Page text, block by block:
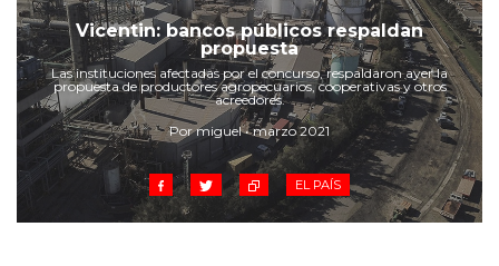
Vicentin: bancos públicos respaldan
propuesta
Las instituciones afectadas por el concurso, respaldaron ayer la
propuesta de productores agropecuarios, cooperativas y otros
acreedores.
Por miguel • marzo 2021
EL PAÍS